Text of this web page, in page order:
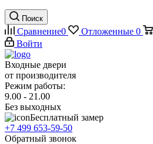
Поиск
Сравнение0 Отложенные 0
Войти
Входные двери
от производителя
Режим работы:
9.00 - 21.00
Без выходных
Бесплатный замер
+7 499 653-59-50
Обратный звонок